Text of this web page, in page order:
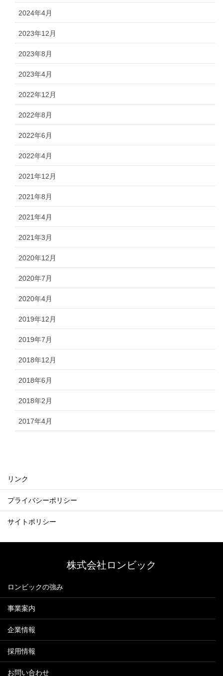
2024年4月
2023年12月
2023年8月
2023年4月
2022年12月
2022年8月
2022年6月
2022年4月
2021年12月
2021年8月
2021年4月
2021年3月
2020年12月
2020年7月
2020年4月
2019年12月
2019年7月
2018年12月
2018年6月
2018年2月
2017年4月
リンク
プライバシーポリシー
サイトポリシー
株式会社ロンビック
ロンビックの強み
事業案内
企業情報
採用情報
お問い合わせ